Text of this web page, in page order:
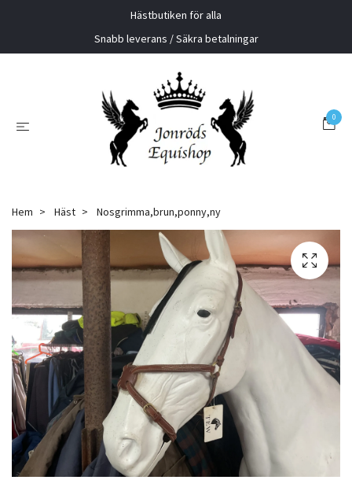
Hästbutiken för alla
Snabb leverans / Säkra betalningar
0
Hem Häst Nosgrimma,brun,ponny,ny